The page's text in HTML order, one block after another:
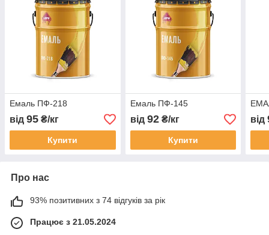
Емаль ПФ-218
від 95 ₴/кг
Купити
Емаль ПФ-145
від 92₴/кг
Купити
від
Про нас
93% позитивних з 74 відгуків за рік
Працює з 21.05.2024